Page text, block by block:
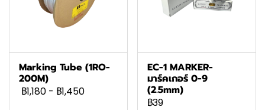
Marking Tube (1RO-
200M)
฿1,180 - ฿1,450
EC-1 MARKER-
มาร์คเกอร์ 0-9
(2.5mm)
฿39